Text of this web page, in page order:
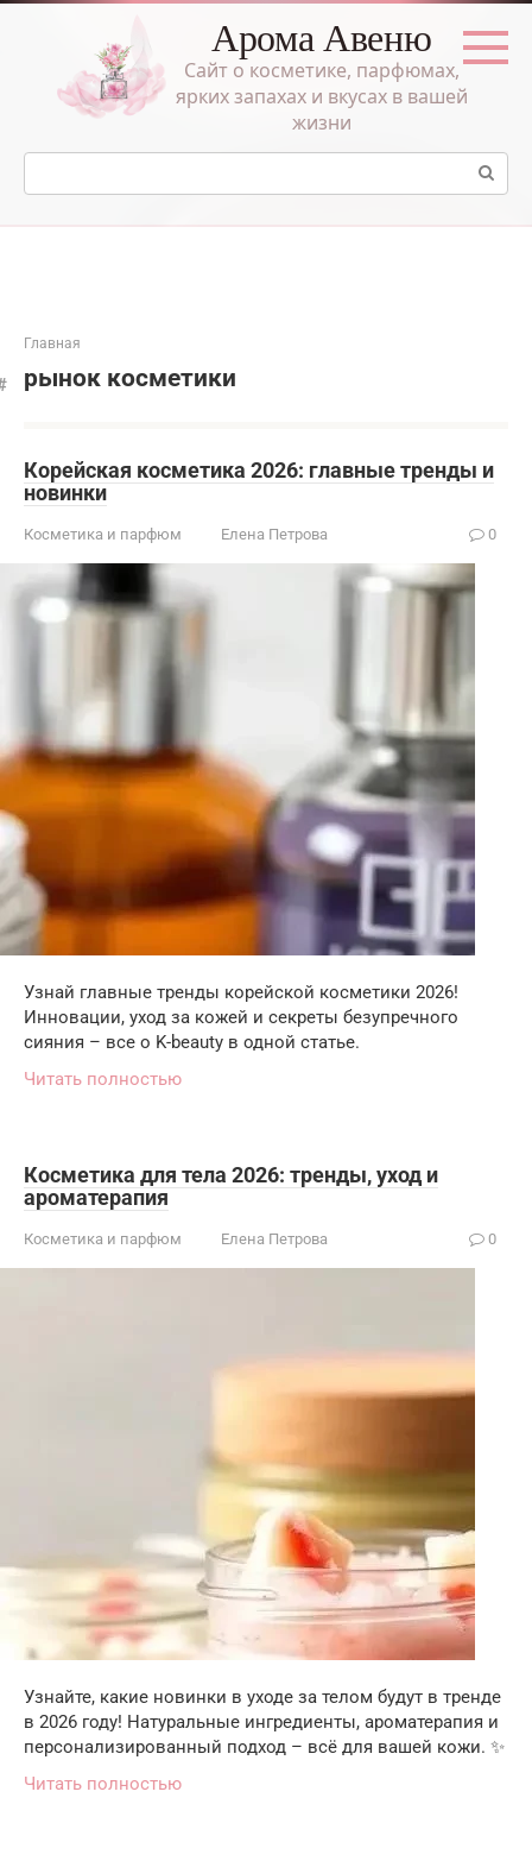
Перейти
Арома Авеню
Сайт о косметике, парфюмах,
ярких запахах и вкусах в вашей
жизни
Поиск:
Главная
рынок косметики
Корейская косметика 2026: главные тренды и
новинки
Косметика и парфюм Елена Петрова 0
Узнай главные тренды корейской косметики 2026!
Инновации, уход за кожей и секреты безупречного
сияния – все о K-beauty в одной статье.
Читать полностью
Косметика для тела 2026: тренды, уход и
ароматерапия
Косметика и парфюм Елена Петрова 0
Узнайте, какие новинки в уходе за телом будут в тренде
в 2026 году! Натуральные ингредиенты, ароматерапия и
персонализированный подход – всё для вашей кожи. ✨
Читать полностью